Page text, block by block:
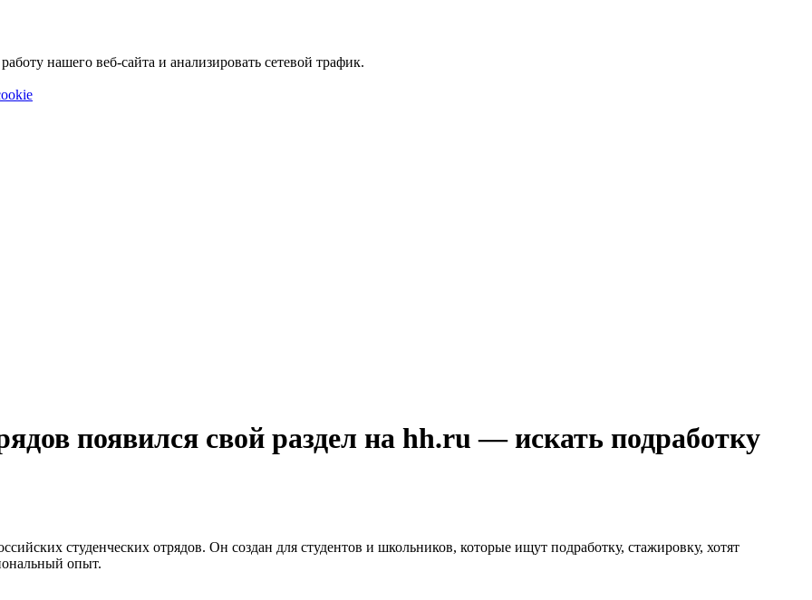
нашего веб-сайта и анализировать сетевой трафик.
появился свой раздел на hh.ru — искать подработку
студенческих отрядов. Он создан для студентов и школьников, которые ищут подработку, стажировку, хотят
опыт.